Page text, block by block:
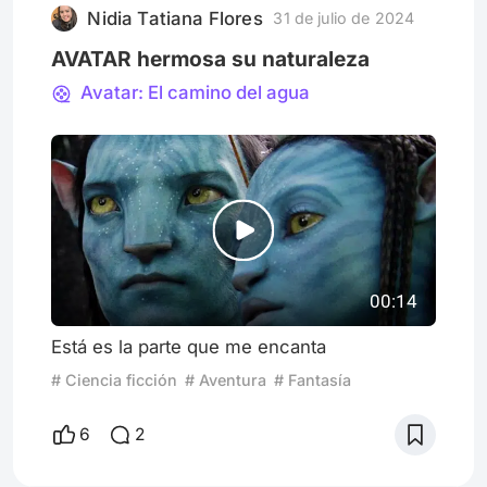
interesante del film es que habilit
Nidia Tatiana Flores 31 de julio de 2024
AVATAR hermosa su naturaleza
Avatar: El camino del agua
00:14
Está es la parte que me encanta
# Ciencia ficción # Aventura # Fantasía
6 2